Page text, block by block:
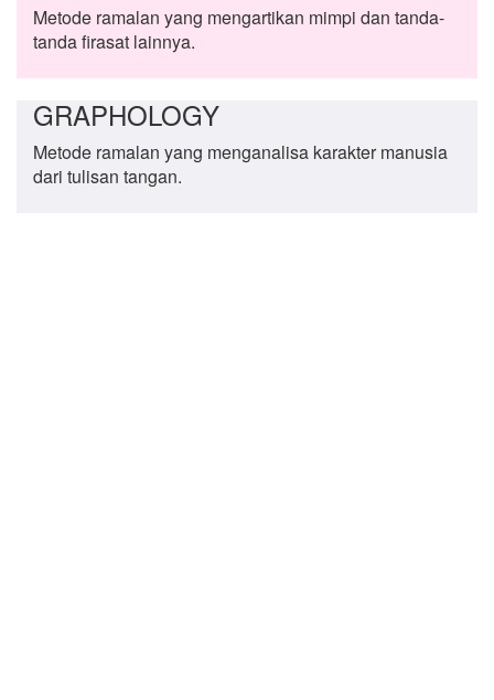
Metode ramalan yang mengartikan mimpi dan tanda-
tanda firasat lainnya.
GRAPHOLOGY
Metode ramalan yang menganalisa karakter manusia
dari tulisan tangan.